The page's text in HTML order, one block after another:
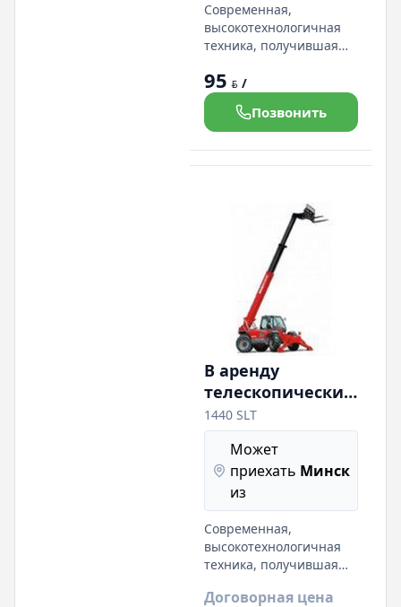
Современная,
высокотехнологичная
техника, получившая
распространение на
строительных
площадках. Ковш, вилы,
люлька.
Квалифицированный
машинист. Любые виды
разгрузочных работ.
Работаем с НДС.
Работаем в выходные
95 BYN /
Позвонить
В аренду
телескопический
погрузчик
Manitou 1440 SLT
1440 SLT
Может
приехать
из
Минск
Современная,
высокотехнологичная
техника, получившая
распространение на
Договорная цена